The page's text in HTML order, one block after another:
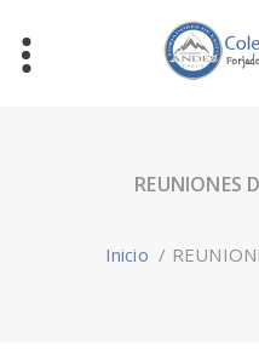
REUNIONES
Inicio /